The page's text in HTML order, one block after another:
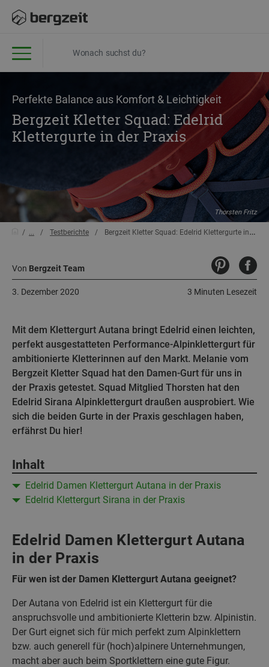
Perfekte Balance aus Komfort & Leichtigkeit
Bergzeit Kletter Squad: Edelrid
Klettergurte in der Praxis
Thorsten Fritz
... Testberichte Bergzeit Kletter Squad: Edelrid Klettergurte in der Praxis
Von Bergzeit Team
3 Minuten Lesezeit
3. Dezember 2020
Mit dem Klettergurt Autana bringt Edelrid einen leichten,
perfekt ausgestatteten Performance-Alpinklettergurt für
ambitionierte Kletterinnen auf den Markt. Melanie vom
Bergzeit Kletter Squad hat den Damen-Gurt für uns in
der Praxis getestet. Squad Mitglied Thorsten hat den
Edelrid Sirana Alpinklettergurt draußen ausprobiert. Wie
sich die beiden Gurte in der Praxis geschlagen haben,
erfährst Du hier!
Inhalt
Edelrid Damen Klettergurt Autana in der Praxis
Edelrid Klettergurt Sirana in der Praxis
Edelrid Damen Klettergurt Autana
in der Praxis
Für wen ist der Damen Klettergurt Autana geeignet?
Der Autana von Edelrid ist ein Klettergurt für die
anspruchsvolle und ambitionierte Kletterin bzw. Alpinistin.
Der Gurt eignet sich für mich perfekt zum Alpinklettern
bzw. auch generell für (hoch)alpinere Unternehmungen,
macht aber auch beim Sportklettern eine gute Figur.